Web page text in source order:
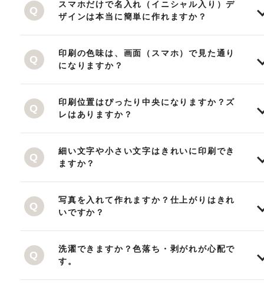
スマホだけで名入れ（イニシャル入り）デ
ザインは本当に簡単に作れますか？
印刷の色味は、画面（スマホ）で見た通り
になりますか？
印刷位置はぴったり中央になりますか？ズ
レはありますか？
細い文字や小さい文字はきれいに印刷でき
ますか？
写真を入れて作れますか？仕上がりはきれ
いですか？
洗濯できますか？色落ち・剥がれが心配で
す。